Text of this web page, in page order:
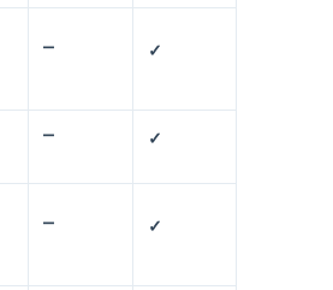
⎻ ✓
⎻ ✓
⎻ ✓